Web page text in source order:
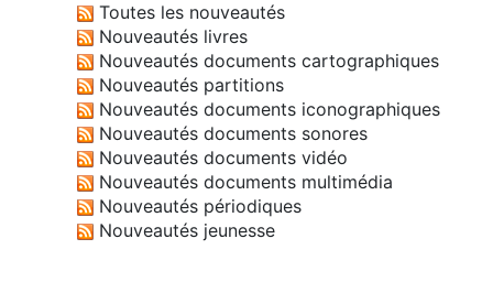
Toutes les nouveautés
Nouveautés livres
Nouveautés documents cartographiques
Nouveautés partitions
Nouveautés documents iconographiques
Nouveautés documents sonores
Nouveautés documents vidéo
Nouveautés documents multimédia
Nouveautés périodiques
Nouveautés jeunesse